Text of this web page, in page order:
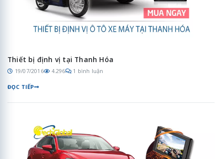
Thiết bị định vị tại Thanh Hóa
19/07/2016 4.296 1 bình luận
ĐỌC TIẾP